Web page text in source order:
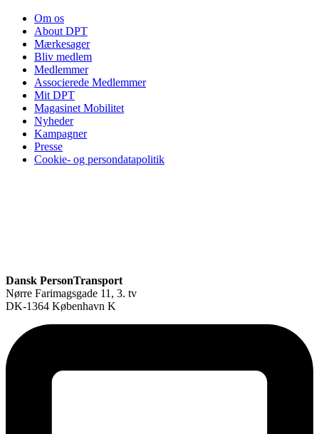
Om os
About DPT
Mærkesager
Bliv medlem
Medlemmer
Associerede Medlemmer
Mit DPT
Magasinet Mobilitet
Nyheder
Kampagner
Presse
Cookie- og persondatapolitik
Dansk PersonTransport
Nørre Farimagsgade 11, 3. tv
DK-1364 København K